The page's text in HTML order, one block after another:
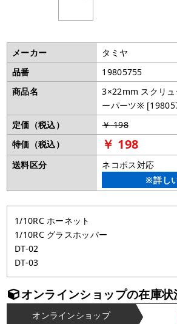
メーカー
タミヤ
品番
19805755
商品名
3×22mm スクリ
ーパーツ※
定価（税込）
￥ 198
特価（税込）
￥ 198
送料区分
ネコポス対応
※詳し
1/10RC ホーネット
1/10RC グラスホッパー
DT-02
DT-03
オンラインショップの在庫状
オンラインショップ